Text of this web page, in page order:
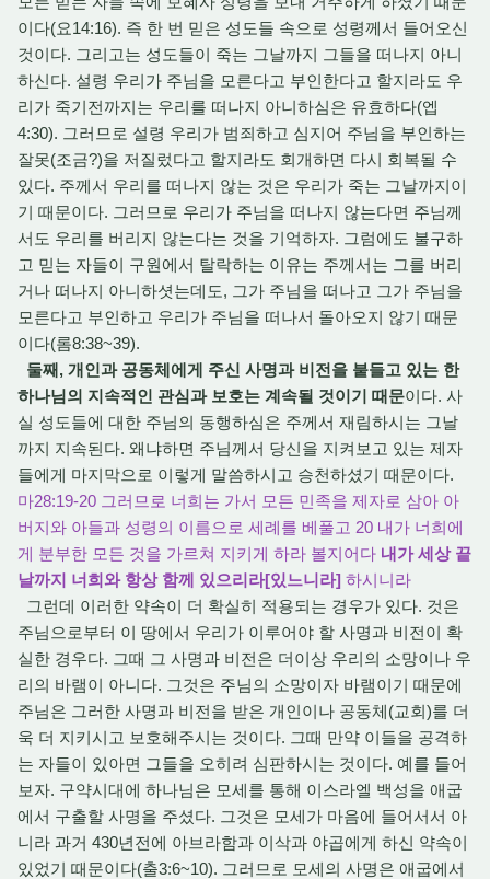
이다(요14:16). 즉 한 번 믿은 성도들 속으로 성령께서 들어오신
것이다. 그리고는 성도들이 죽는 그날까지 그들을 떠나지 아니
하신다. 설령 우리가 주님을 모른다고 부인한다고 할지라도 우
리가 죽기전까지는 우리를 떠나지 아니하심은 유효하다(엡
4:30). 그러므로 설령 우리가 범죄하고 심지어 주님을 부인하는
잘못(조금?)을 저질렀다고 할지라도 회개하면 다시 회복될 수
있다. 주께서 우리를 떠나지 않는 것은 우리가 죽는 그날까지이
기 때문이다. 그러므로 우리가 주님을 떠나지 않는다면 주님께
서도 우리를 버리지 않는다는 것을 기억하자. 그럼에도 불구하
고 믿는 자들이 구원에서 탈락하는 이유는 주께서는 그를 버리
거나 떠나지 아니하셧는데도, 그가 주님을 떠나고 그가 주님을
모른다고 부인하고 우리가 주님을 떠나서 돌아오지 않기 때문
이다(롬8:38~39).
둘째, 개인과 공동체에게 주신 사명과 비전을 붙들고 있는 한
하나님의 지속적인 관심과 보호는 계속될 것이기 때문이다. 사
실 성도들에 대한 주님의 동행하심은 주께서 재림하시는 그날
까지 지속된다. 왜냐하면 주님께서 당신을 지켜보고 있는 제자
들에게 마지막으로 이렇게 말씀하시고 승천하셨기 때문이다.
마28:19-20 그러므로 너희는 가서 모든 민족을 제자로 삼아 아
버지와 아들과 성령의 이름으로 세례를 베풀고 20 내가 너희에
게 분부한 모든 것을 가르쳐 지키게 하라 볼지어다 내가 세상 끝
날까지 너희와 항상 함께 있으리라[있느니라] 하시니라
그런데 이러한 약속이 더 확실히 적용되는 경우가 있다. 것은
주님으로부터 이 땅에서 우리가 이루어야 할 사명과 비전이 확
실한 경우다. 그때 그 사명과 비전은 더이상 우리의 소망이나 우
리의 바램이 아니다. 그것은 주님의 소망이자 바램이기 때문에
주님은 그러한 사명과 비전을 받은 개인이나 공동체(교회)를 더
욱 더 지키시고 보호해주시는 것이다. 그때 만약 이들을 공격하
는 자들이 있아면 그들을 오히려 심판하시는 것이다. 예를 들어
보자. 구약시대에 하나님은 모세를 통해 이스라엘 백성을 애굽
에서 구출할 사명을 주셨다. 그것은 모세가 마음에 들어서서 아
니라 과거 430년전에 아브라함과 이삭과 야곱에게 하신 약속이
있었기 때문이다(출3:6~10). 그러므로 모세의 사명은 애굽에서